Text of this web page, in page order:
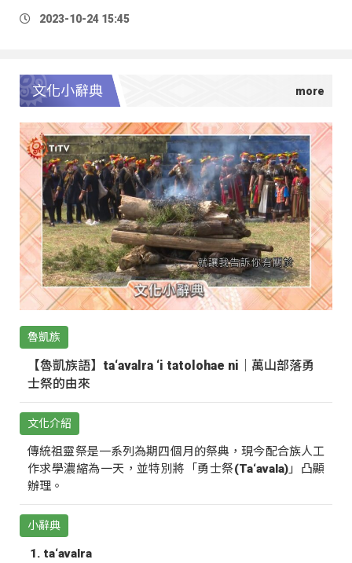
2023-10-24 15:45
文化小辭典
魯凱族
【魯凱族語】ta‘avalra ‘i tatolohae ni｜萬山部落勇
士祭的由來
文化介紹
傳統祖靈祭是一系列為期四個月的祭典，現今配合族人工
作求學濃縮為一天，並特別將「勇士祭(Ta‘avala)」凸顯
辦理。
小辭典
ta‘avalra